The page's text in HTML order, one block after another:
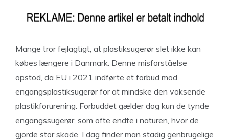
Mange tror fejlagtigt, at plastiksugerør slet ikke kan
købes længere i Danmark. Denne misforståelse
opstod, da EU i 2021 indførte et forbud mod
engangsplastiksugerør for at mindske den voksende
plastikforurening. Forbuddet gælder dog kun de tynde
engangssugerør, som ofte endte i naturen, hvor de
gjorde stor skade. I dag finder man stadig genbrugelige